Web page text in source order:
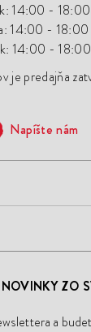
14:00 - 18:00
14:00 - 18:00
14:00 - 18:00
je predajňa
Napíšte nám
ZO
a